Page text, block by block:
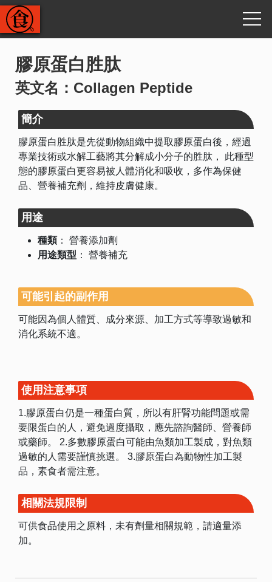
膠原蛋白胜肽
英文名：Collagen Peptide
簡介
膠原蛋白胜肽是先從動物組織中提取膠原蛋白後，經過
專業技術或水解工藝將其分解成小分子的胜肽， 此種型
態的膠原蛋白更容易被人體消化和吸收，多作為保健
品、營養補充劑，維持皮膚健康。
用途
種類： 營養添加劑
用途類型 ： 營養補充
可能引起的副作用
可能因為個人體質、成分來源、加工方式等導致過敏和
消化系統不適。
使用注意事項
1.膠原蛋白仍是一種蛋白質，所以有肝腎功能問題或需
要限蛋白的人，避免過度攝取，應先諮詢醫師、營養師
或藥師。 2.多數膠原蛋白可能由魚類加工製成，對魚類
過敏的人需要謹慎挑選。 3.膠原蛋白為動物性加工製
品，素食者需注意。
相關法規限制
可供食品使用之原料，未有劑量相關規範，請適量添
加。